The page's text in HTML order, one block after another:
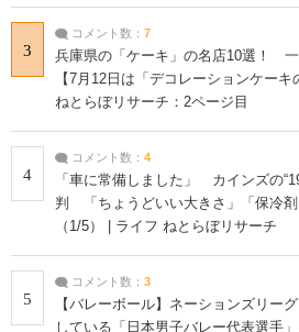
3
コメント数： 7
兵庫県の「ケーキ」の名店10選！
【7月12日は「デコレーションケー
ねとらぼリサーチ：2ページ目
4
コメント数： 4
「車に常備しました」 カインズの
判 「ちょうどいい大きさ」「保冷剤
（1/5） | ライフ ねとらぼリサーチ
5
コメント数： 3
【バレーボール】ネーションズリー
している「日本男子バレー代表選手